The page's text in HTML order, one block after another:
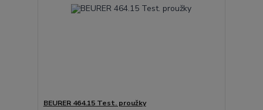
BEURER 464.15 Test. proužky